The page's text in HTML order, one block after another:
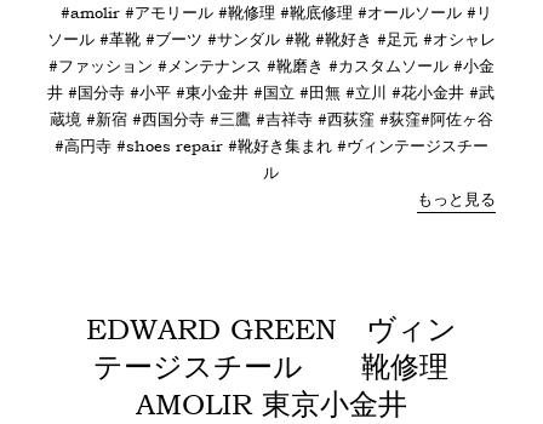
#amolir #アモリール #靴修理 #靴底修理 #オールソール #リ
ソール #革靴 #ブーツ #サンダル #靴 #靴好き #足元 #オシャレ
#ファッション #メンテナンス #靴磨き #カスタムソール #小金
井 #国分寺 #小平 #東小金井 #国立 #田無 #立川 #花小金井 #武
蔵境 #新宿 #西国分寺 #三鷹 #吉祥寺 #西荻窪 #荻窪#阿佐ヶ谷
#高円寺 #shoes repair #靴好き集まれ #ヴィンテージスチー
ル
もっと見る
EDWARD GREEN ヴィン
テージスチール 靴修理
AMOLIR 東京小金井